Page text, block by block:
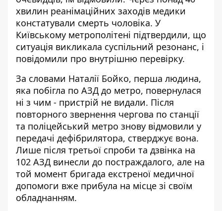
хвилин реанімаційних заходів медики
констатували смерть чоловіка. У
Київському метрополітені підтвердили, що
ситуація викликала суспільний резонанс, і
повідомили про внутрішню перевірку.
За словами Наталії Бойко, перша людина,
яка побігла по АЗД до метро, повернулася
ні з чим - пристрій не видали. Після
повторного звернення чергова по станції
та поліцейський метро знову відмовили у
передачі дефібрилятора, стверджує вона.
Лише після третьої спроби та дзвінка на
102 АЗД винесли до постраждалого, але на
той момент бригада екстреної медичної
допомоги вже прибула на місце зі своїм
обладнанням.